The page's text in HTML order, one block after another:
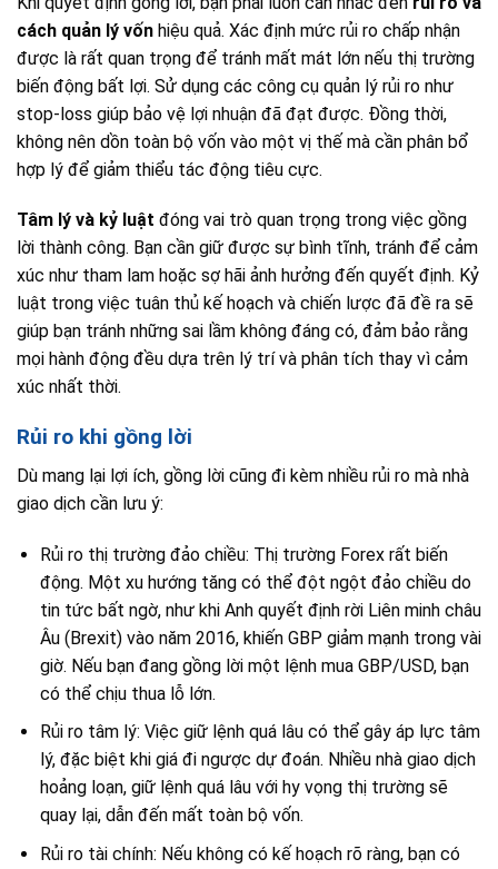
cách quản lý vốn hiệu quả. Xác định mức rủi ro chấp nhận
được là rất quan trọng để tránh mất mát lớn nếu thị trường
biến động bất lợi. Sử dụng các công cụ quản lý rủi ro như
stop-loss giúp bảo vệ lợi nhuận đã đạt được. Đồng thời,
không nên dồn toàn bộ vốn vào một vị thế mà cần phân bổ
hợp lý để giảm thiểu tác động tiêu cực.
Tâm lý và kỷ luật đóng vai trò quan trọng trong việc gồng
lời thành công. Bạn cần giữ được sự bình tĩnh, tránh để cảm
xúc như tham lam hoặc sợ hãi ảnh hưởng đến quyết định. Kỷ
luật trong việc tuân thủ kế hoạch và chiến lược đã đề ra sẽ
giúp bạn tránh những sai lầm không đáng có, đảm bảo rằng
mọi hành động đều dựa trên lý trí và phân tích thay vì cảm
xúc nhất thời.
Rủi ro khi gồng lời
Dù mang lại lợi ích, gồng lời cũng đi kèm nhiều rủi ro mà nhà
giao dịch cần lưu ý:
Rủi ro thị trường đảo chiều: Thị trường Forex rất biến
động. Một xu hướng tăng có thể đột ngột đảo chiều do
tin tức bất ngờ, như khi Anh quyết định rời Liên minh châu
Âu (Brexit) vào năm 2016, khiến GBP giảm mạnh trong vài
giờ. Nếu bạn đang gồng lời một lệnh mua GBP/USD, bạn
có thể chịu thua lỗ lớn.
Rủi ro tâm lý: Việc giữ lệnh quá lâu có thể gây áp lực tâm
lý, đặc biệt khi giá đi ngược dự đoán. Nhiều nhà giao dịch
hoảng loạn, giữ lệnh quá lâu với hy vọng thị trường sẽ
quay lại, dẫn đến mất toàn bộ vốn.
Rủi ro tài chính: Nếu không có kế hoạch rõ ràng, bạn có